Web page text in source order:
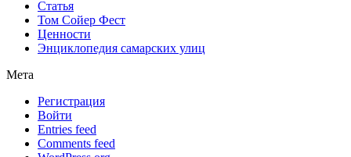
Статья
Том Сойер Фест
Ценности
Энциклопедия самарских улиц
Мета
Регистрация
Войти
Entries feed
Comments feed